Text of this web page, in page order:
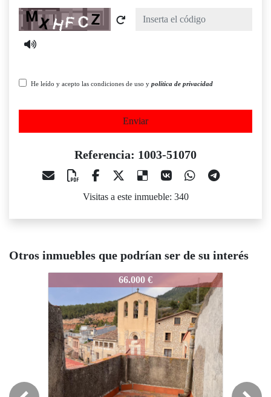
Captcha
He leído y acepto las condiciones de uso y política de privacidad
Enviar
Referencia: 1003-51070
Visitas a este inmueble: 340
Otros inmuebles que podrían ser de su interés
88.000 €